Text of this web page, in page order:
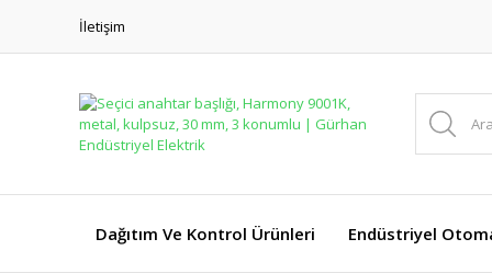
İletişim
Dağıtım Ve Kontrol Ürünleri Endüstriyel